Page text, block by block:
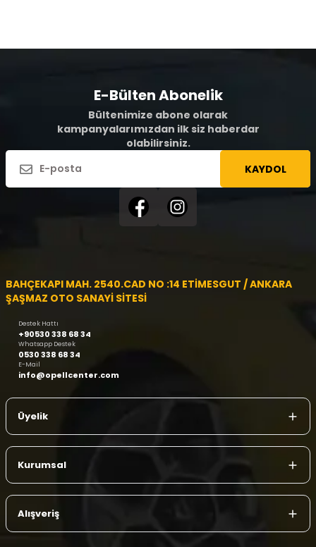
E-Bülten Abonelik
Bültenimize abone olarak
kampanyalarımızdan ilk siz haberdar
olabilirsiniz.
KAYDOL
BAHÇEKAPI MAH. 2540.CAD NO :14 ETİMESGUT / ANKARA
ŞAŞMAZ OTO SANAYİ SİTESİ
Destek Hattı
+90530 338 68 34
Whatsapp Destek
0530 338 68 34
E-Mail
info@opellcenter.com
Üyelik
Kurumsal
Alışveriş